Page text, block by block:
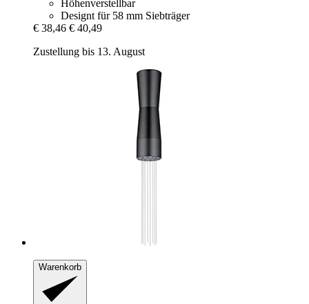
Höhenverstellbar
Designt für 58 mm Siebträger
€ 38,46 € 40,49
Zustellung bis 13. August
Warenkorb